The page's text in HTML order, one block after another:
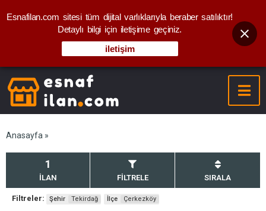
Anasayfa »
1
İLAN FİLTRELE SIRALA
Filtreler: Şehir Tekirdağ İlçe Çerkezköy
Esnafilan.com sitesi tüm dijital varlıklarıyla beraber satılıktır!
Detaylı bilgi için iletişime geçiniz.
iletişim